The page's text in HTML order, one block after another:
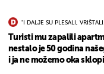
"I DALJE SU PLESALI,
Turisti mu zapalili
nestalo je 50 godina
i ja ne možemo oka